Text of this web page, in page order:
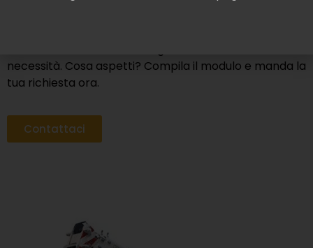
necessità. Cosa aspetti? Compila il modulo e manda la
tua richiesta ora.
Contattaci